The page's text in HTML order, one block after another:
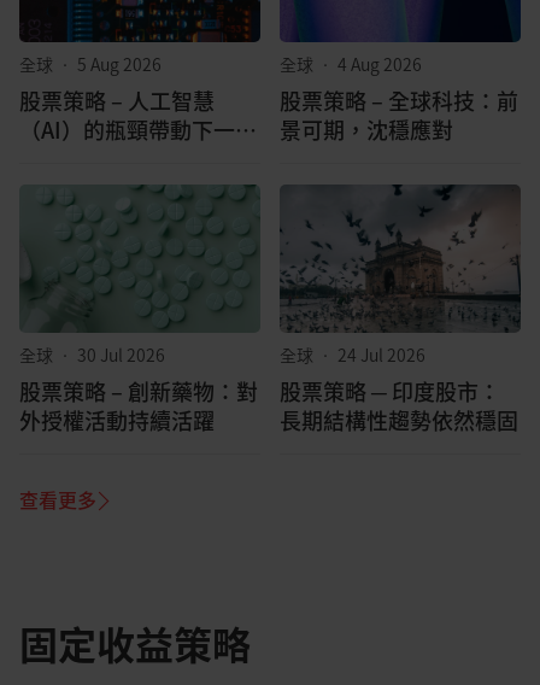
全球 • 5 Aug 2026
股票策略 – 人工智慧
（AI）的瓶頸帶動下一波
全球 • 4 Aug 2026
股票策略 – 全球科技：前
景可期，沈穩應對
全球 • 30 Jul 2026
股票策略 – 創新藥物：對
外授權活動持續活躍
全球 • 24 Jul 2026
股票策略 ─ 印度股市：
長期結構性趨勢依然穩固
查看更多
固定收益策略